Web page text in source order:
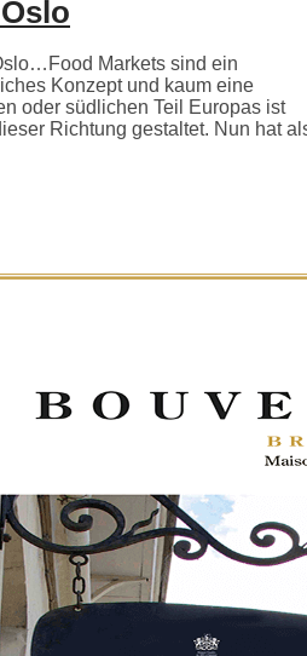
Markets sind ein
Konzept und kaum eine
oder südlichen Teil Europas ist
Richtung gestaltet. Nun hat